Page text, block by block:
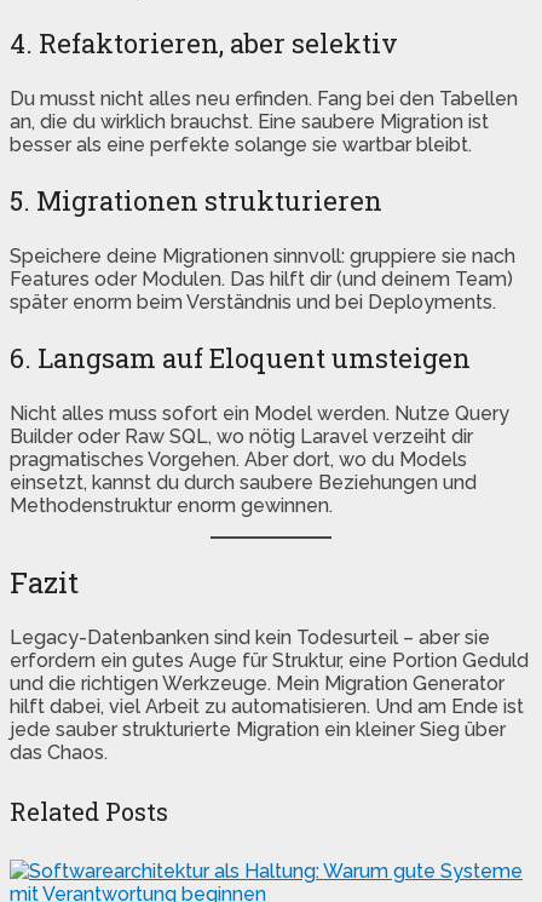
4. Refaktorieren, aber selektiv
Du musst nicht alles neu erfinden. Fang bei den Tabellen
an, die du wirklich brauchst. Eine saubere Migration ist
besser als eine perfekte solange sie wartbar bleibt.
5. Migrationen strukturieren
Speichere deine Migrationen sinnvoll: gruppiere sie nach
Features oder Modulen. Das hilft dir (und deinem Team)
später enorm beim Verständnis und bei Deployments.
6. Langsam auf Eloquent umsteigen
Nicht alles muss sofort ein Model werden. Nutze Query
Builder oder Raw SQL, wo nötig Laravel verzeiht dir
pragmatisches Vorgehen. Aber dort, wo du Models
einsetzt, kannst du durch saubere Beziehungen und
Methodenstruktur enorm gewinnen.
Fazit
Legacy-Datenbanken sind kein Todesurteil – aber sie
erfordern ein gutes Auge für Struktur, eine Portion Geduld
und die richtigen Werkzeuge. Mein Migration Generator
hilft dabei, viel Arbeit zu automatisieren. Und am Ende ist
jede sauber strukturierte Migration ein kleiner Sieg über
das Chaos.
Related Posts